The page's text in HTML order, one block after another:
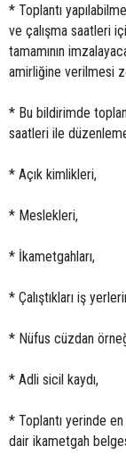
* Toplantı
ve çalışma saatleri
tamamının
amirliğine verilmesi
* Bu bildirimde
saatleri ile
* Açık kimlikleri,
* Meslekleri,
* İkametgahları,
* Çalıştıkları iş
* Nüfus cüzdan
* Adli sicil kaydı,
* Toplantı yerinde
dair ikametgah